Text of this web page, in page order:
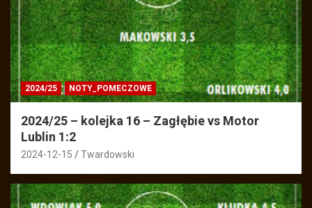
2024/25 NOTY_POMECZOWE
2024/25 – kolejka 16 – Zagłębie vs Motor
Lublin 1:2
2024-12-15 Twardowski